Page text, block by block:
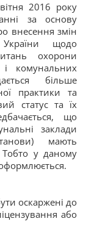
2016 року
за основу
внесення змін
щодо
охорони
комунальних
більше
практики та
статус та їх
що
заклади
мають
Тобто у даному
оскаржені до
або